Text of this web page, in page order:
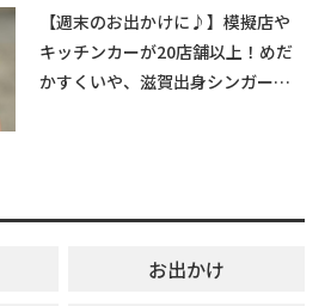
【週末のお出かけに♪】模擬店や
キッチンカーが20店舗以上！めだ
かすくいや、滋賀出身シンガーソ
お出かけ